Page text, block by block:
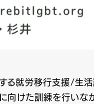
る就労移行支援/生
けた訓練を行いなが